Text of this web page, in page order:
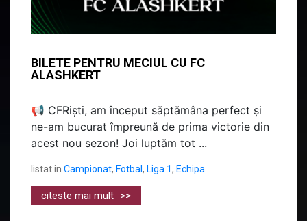
BILETE PENTRU MECIUL CU FC
ALASHKERT
📢 CFRiști, am început săptămâna perfect și
ne-am bucurat împreună de prima victorie din
acest nou sezon! Joi luptăm tot ...
listat in Campionat, Fotbal , Liga 1, Echipa
citeste mai mult >>